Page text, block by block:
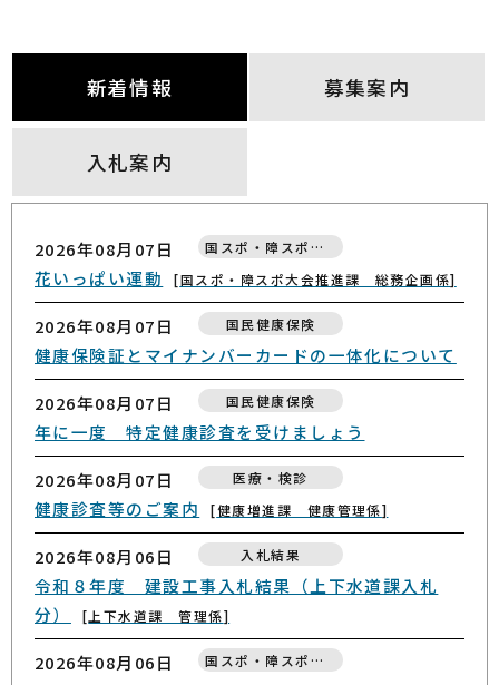
新着情報 募集案内
入札案内
2026年08月07日 国スポ・障スポ大会
花いっぱい運動 国スポ・障スポ大会推進課 総務企画係
2026年08月07日 国民健康保険
健康保険証とマイナンバーカードの一体化について
2026年08月07日 国民健康保険
年に一度 特定健康診査を受けましょう
2026年08月07日 医療・検診
健康診査等のご案内 健康増進課 健康管理係
2026年08月06日 入札結果
令和８年度 建設工事入札結果（上下水道課入札
分）
上下水道課 管理係
2026年08月06日 国スポ・障スポ大会
2026年08月04日 募集案内
指定管理者募集のお知らせ（十和田市現代美術館及
び十和田市西二番町駐車場、十和田市馬事公苑）
観光課 観光施設係
2026年08月04日 募集案内
指定管理者募集のお知らせ（十和田市体育施設等、
十和田市アネックススポーツランド）
スポーツ・生涯学習課 スポーツ振興係
2026年04月16日 募集案内
〜十和田市のくらしに届く広告〜 公用封筒に広告
を載せてみませんか（募集期間：令和８年５月１日
～31日）
総務課 行政総務係
2026年04月14日 募集案内
2026年08月06日 入札
自動販売機設置に係る一般競争入札について
財政課 契約検査係
2026年08月05日 入札
令和８年度 入札公告（上下水道課公告分）
上下水道課 管理係
2026年08月03日 入札
令和８年度 入札公告（財政課公告分）
財政課 契約検査係
2026年07月01日 公表
十和田市発注予定工事の公表について
財政課 契約検査係
2026年06月22日 公表